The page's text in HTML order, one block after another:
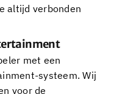
altijd verbonden
met een
systeem. Wij
voor de